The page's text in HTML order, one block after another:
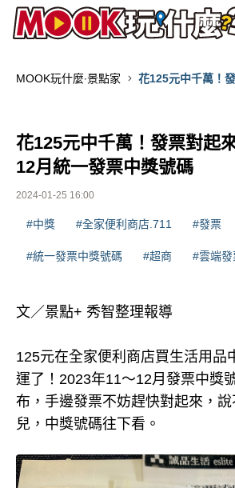
MOOK玩什麼‧景點家
花125元中千萬！
花125元中千萬！發票對起
12月統一發票中獎號碼
2024-01-25 16:00
#中獎 #全家便利商店.711 #發票
#統一發票中獎號碼 #超商 #雲端發
文／景點+ 秀智整理報導
125元在全家便利商店買生活用品
運了！2023年11～12月發票中獎
布，手邊發票不妨趕快對起來，
兒，中獎號碼往下看。